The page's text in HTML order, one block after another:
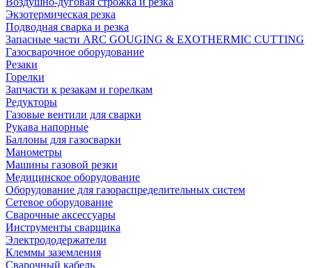
Экзотермическая резка
Подводная сварка и резка
Запасные части ARC GOUGING & EXOTHERMIC CUTTING
Газосварочное оборудование
Резаки
Горелки
Запчасти к резакам и горелкам
Редукторы
Газовые вентили для сварки
Рукава напорные
Баллоны для газосварки
Манометры
Машины газовой резки
Медицинское оборудование
Оборудование для газораспределительных систем
Сетевое оборудование
Сварочные аксессуары
Инструменты сварщика
Электрододержатели
Клеммы заземления
Сварочный кабель